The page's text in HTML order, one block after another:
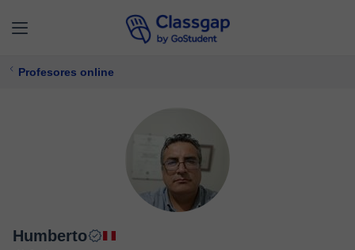
Profesores online
Humberto